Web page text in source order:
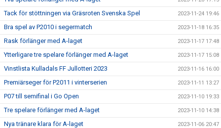
Tack för stöttningen via Gräsroten Svenska Spel 2023-11-24 19:46
Bra spel av P2010 i segermatch 2023-11-18 16:35
Rask förlänger med A-laget 2023-11-17 17:48
Ytterligare tre spelare förlänger med A-laget 2023-11-17 15:08
Vinstlista Kulladals FF Jullotteri 2023 2023-11-16 16:00
Premiärseger för P2011 i vinterserien 2023-11-11 13:27
P07 till semifinal i Go Open 2023-11-10 19:33
Tre spelare förlänger med A-laget 2023-11-10 14:38
Nya tränare klara för A-laget 2023-11-06 20:47